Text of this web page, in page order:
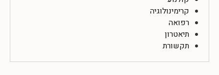
קרימינולוגיה
רפואה
תיאטרון
תקשורת